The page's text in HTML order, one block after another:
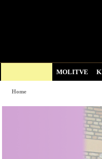
MOLITVE
WEB LINKOVI
Home